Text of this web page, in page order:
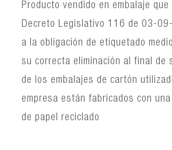
Producto vendido en embalaje que
Decreto Legislativo 116 de 03-
a la obligación de etiquetado
su correcta eliminación al final de
de los embalajes de cartón
empresa están fabricados con
de papel reciclado